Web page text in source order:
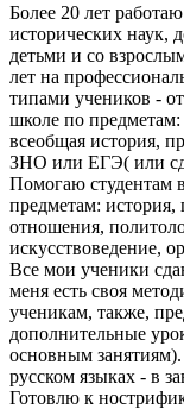
Более 20 лет
исторических наук,
детьми и со
лет на
типами учеников -
школе по
всеобщая история,
ЗНО или ЕГЭ( или
Помогаю студентам
предметам:
отношения,
искусствоведение,
Все мои ученики
меня есть своя
ученикам, также,
дополнительные
основным
русском языках - в
Готовлю к